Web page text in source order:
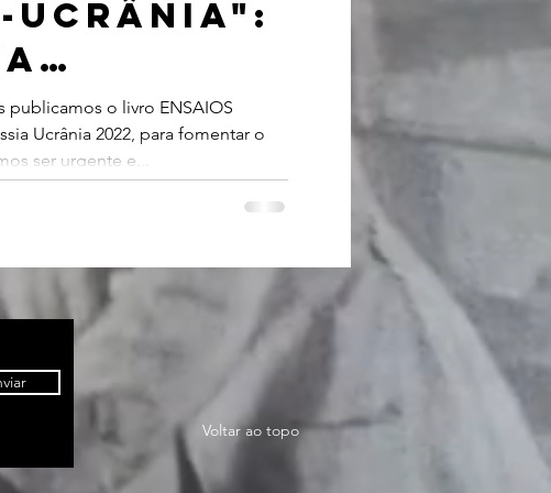
ucrânia":
DE JUIZ
publicamos o livro ENSAIOS
Ucrânia 2022, para fomentar o
ser urgente e...
Voltar ao topo